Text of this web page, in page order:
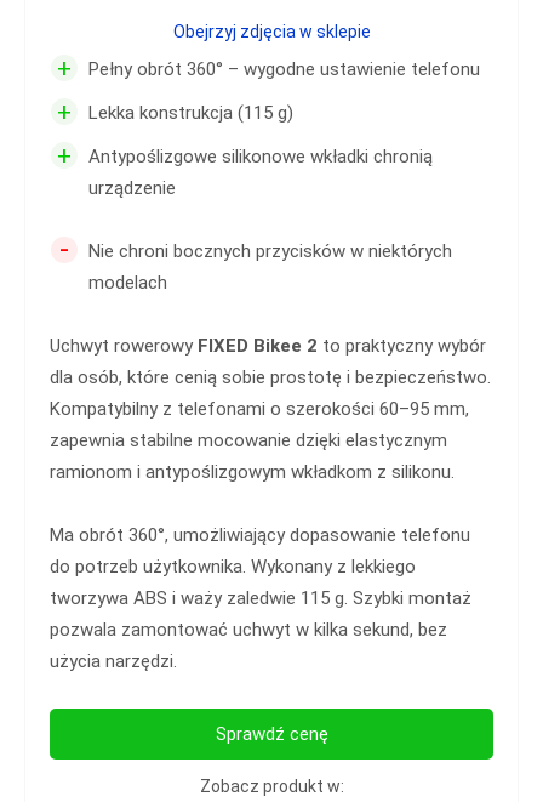
+ Pełny obrót 360° – wygodne ustawienie telefonu
+ Lekka konstrukcja (115 g)
+
Antypoślizgowe silikonowe wkładki chronią
urządzenie
-
Nie chroni bocznych przycisków w niektórych
modelach
Uchwyt rowerowy FIXED Bikee 2 to praktyczny wybór
dla osób, które cenią sobie prostotę i bezpieczeństwo.
Kompatybilny z telefonami o szerokości 60–95 mm,
zapewnia stabilne mocowanie dzięki elastycznym
ramionom i antypoślizgowym wkładkom z silikonu.
Ma obrót 360°, umożliwiający dopasowanie telefonu
do potrzeb użytkownika. Wykonany z lekkiego
tworzywa ABS i waży zaledwie 115 g. Szybki montaż
pozwala zamontować uchwyt w kilka sekund, bez
użycia narzędzi.
Obejrzyj zdjęcia w sklepie
Sprawdź cenę
Zobacz produkt w: